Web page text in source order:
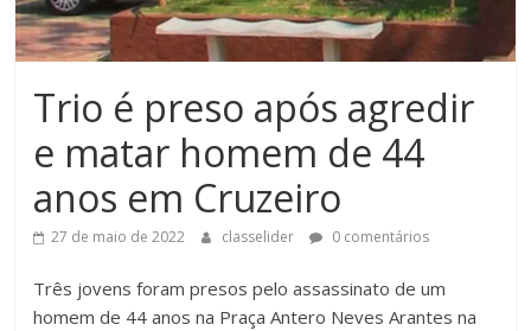
Trio é preso após agredir
e matar homem de 44
anos em Cruzeiro
27 de maio de 2022 classelider 0 comentários
Três jovens foram presos pelo assassinato de um
homem de 44 anos na Praça Antero Neves Arantes na